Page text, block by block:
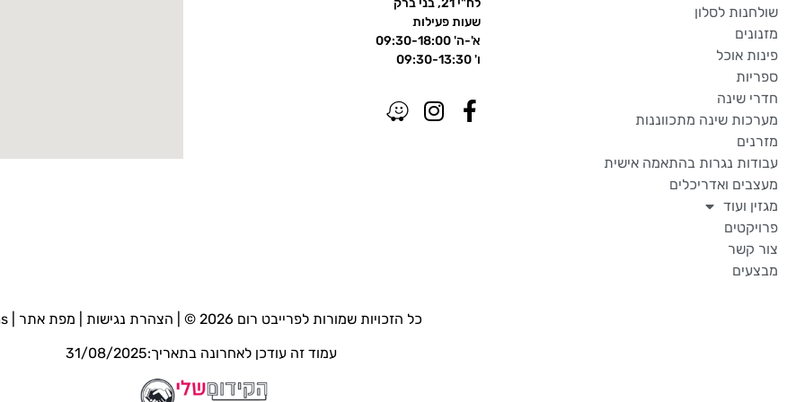
שולחנות לסלון
מזנונים
פינות אוכל
ספריות
חדרי שינה
מערכות שינה מתכווננות
מזרנים
עבודות נגרות בהתאמה אישית
מעצבים ואדריכלים
מגזין ועוד
פרויקטים
צור קשר
מבצעים
לח"י 21, בני ברק
שעות פעילות
א'-ה' 09:30-18:00
ו' 09:30-13:30
כל הזכויות שמורות לפרייבט רום 2026 © | הצהרת נגישות מפת אתר |
עמוד זה עודכן לאחרונה בתאריך:31/08/2025